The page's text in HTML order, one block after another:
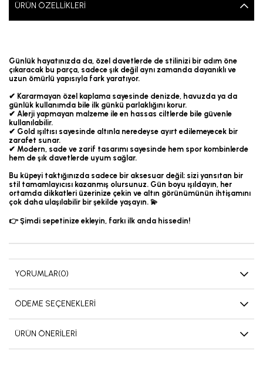
ÜRÜN ÖZELLIKLERI
Günlük hayatınızda da, özel davetlerde de stilinizi bir adım öne
çıkaracak bu parça, sadece şık değil aynı zamanda dayanıklı ve
uzun ömürlü yapısıyla fark yaratıyor.
✔ Kararmayan özel kaplama sayesinde denizde, havuzda ya da
günlük kullanımda bile ilk günkü parlaklığını korur.
✔ Alerji yapmayan malzeme ile en hassas ciltlerde bile güvenle
kullanılabilir.
✔ Gold ışıltısı sayesinde altınla neredeyse ayırt edilemeyecek bir
zarafet sunar.
✔ Modern, sade ve zarif tasarımı sayesinde hem spor kombinlerde
hem de şık davetlerde uyum sağlar.
Bu küpeyi taktığınızda sadece bir aksesuar değil; sizi yansıtan bir
stil tamamlayıcısı kazanmış olursunuz. Gün boyu ışıldayın, her
ortamda dikkatleri üzerinize çekin ve altın görünümünün ihtişamını
çok daha ulaşılabilir bir şekilde yaşayın. 💫
👉 Şimdi sepetinize ekleyin, farkı ilk anda hissedin!
YORUMLAR(0)
ÖDEME SEÇENEKLERI
ÜRÜN ÖNERILERI